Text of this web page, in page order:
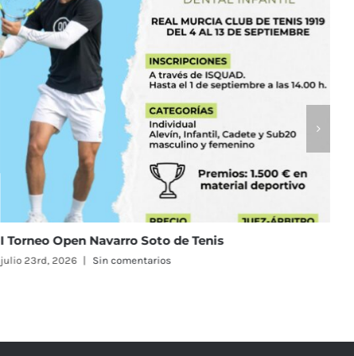
El Real Murcia Club de Tenis 1919 reunirá a 58 equipos
en el Campeonato de España Alevín Masculino y